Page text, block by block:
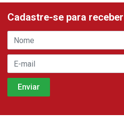
Cadastre-se para